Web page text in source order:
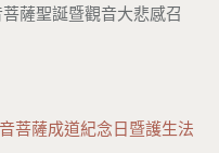
薩聖誕暨觀音大悲感召
菩薩成道紀念日暨護生法